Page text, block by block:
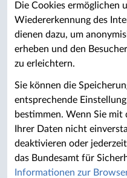
Die Cookies ermöglichen
Wiedererkennung des
dienen dazu, um
erheben und den
zu erleichtern.
Sie können die
entsprechende
bestimmen. Wenn Sie
Ihrer Daten nicht
deaktivieren oder
das Bundesamt für
Informationen zur